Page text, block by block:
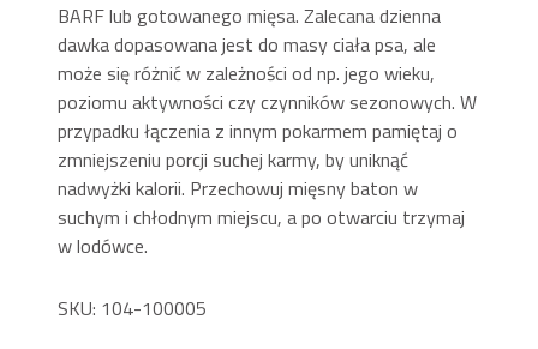
BARF lub gotowanego mięsa. Zalecana dzienna
dawka dopasowana jest do masy ciała psa, ale
może się różnić w zależności od np. jego wieku,
poziomu aktywności czy czynników sezonowych. W
przypadku łączenia z innym pokarmem pamiętaj o
zmniejszeniu porcji suchej karmy, by uniknąć
nadwyżki kalorii. Przechowuj mięsny baton w
suchym i chłodnym miejscu, a po otwarciu trzymaj
w lodówce.
SKU: 104-100005